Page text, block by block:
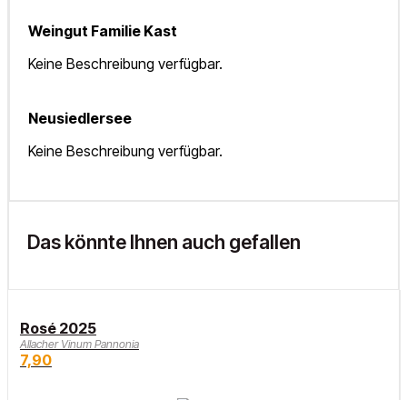
Weingut Familie Kast
Keine Beschreibung verfügbar.
Neusiedlersee
Keine Beschreibung verfügbar.
Das könnte Ihnen auch gefallen
Rosé 2025
Allacher Vinum Pannonia
7,90